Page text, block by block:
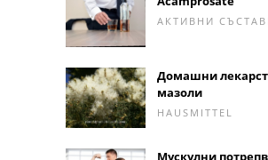
АКТИВНИ
Домашни
мазоли
HAUSMITTEL
Мускулни